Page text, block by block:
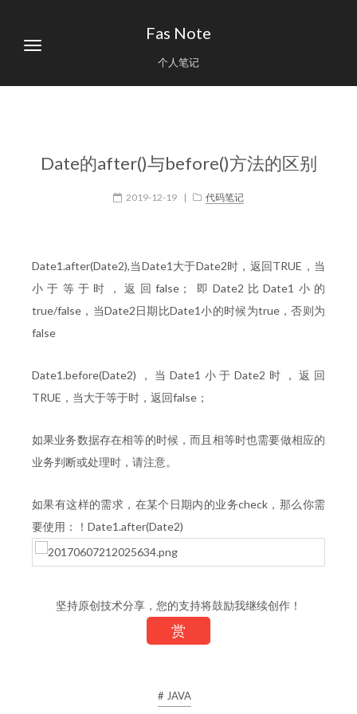
Fas Note
个人笔记
Date的after()与before()方法的区别
2019-12-19 | 代码笔记
Date1.after(Date2),当Date1大于Date2时，返回TRUE，当
小于等于时，返回false； 即Date2比Date1小的
true/false，当Date2日期比Date1小的时候为true，否则为
false
Date1.before(Date2)，当Date1小于Date2时，返回
TRUE，当大于等于时，返回false；
如果业务数据存在相等的时候，而且相等时也需要做相应的
业务判断或处理时，请注意。
如果有这样的需求，在某个日期内的业务check，那么你需
要使用：！Date1.after(Date2)
坚持原创技术分享，您的支持将鼓励我继续创作！
赏
# JAVA